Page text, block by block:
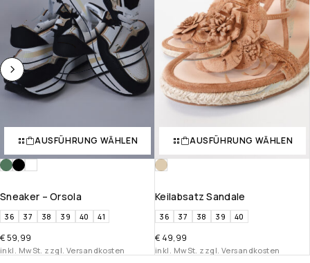
AUSFÜHRUNG WÄHLEN
Sneaker – Orsola
36 37 38 39 40 41
€ 59,99
inkl. MwSt. zzgl. Versandkosten
AUSFÜHRUNG WÄHLEN
Keilabsatz Sandale
36 37 38 39 40
€ 49,99
inkl. MwSt. zzgl. Versandkosten